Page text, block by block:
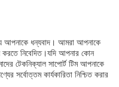
আপনাকে ধন্যবাদ। আমরা আপনাকে
করতে নিবেদিত।যদি আপনার কোন
টেকনিক্যাল সাপোর্ট টিম আপনাকে
সর্বোত্তম কার্যকারিতা নিশ্চিত করার